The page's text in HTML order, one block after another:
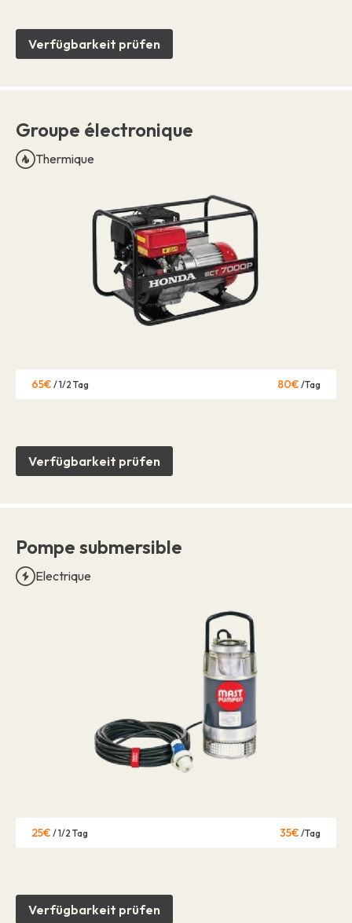
Verfügbarkeit prüfen
Groupe électronique
Thermique
65€ / 1/2 Tag 80€ /Tag
Verfügbarkeit prüfen
Pompe submersible
Electrique
25€ / 1/2 Tag 35€ /Tag
Verfügbarkeit prüfen